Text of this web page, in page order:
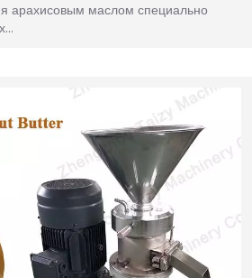
арахисовым маслом специально